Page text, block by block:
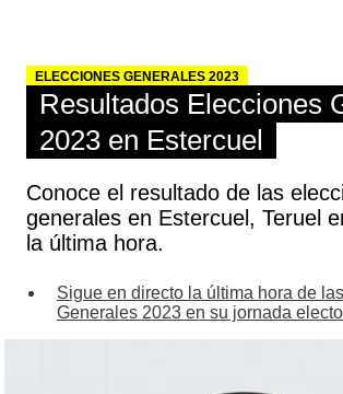
ELECCIONES GENERALES 2023
Resultados Elecciones
2023 en Estercuel
Conoce el resultado de las
generales en Estercuel, Teruel
la última hora.
Sigue en directo la última hora de
Generales 2023 en su jornada